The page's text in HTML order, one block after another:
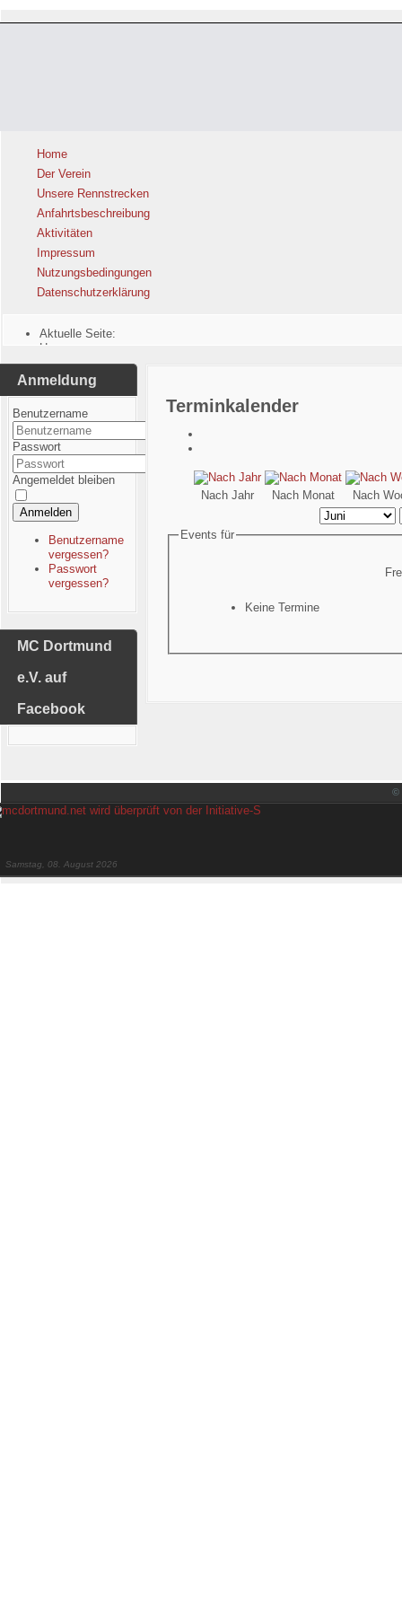
Home
Der Verein
Unsere Rennstrecken
Anfahrtsbeschreibung
Aktivitäten
Impressum
Nutzungsbedingungen
Datenschutzerklärung
Aktuelle Seite:
Home
Anmeldung
Benutzername
Passwort
Angemeldet bleiben
Anmelden
Benutzername
vergessen?
Passwort
vergessen?
MC Dortmund
e.V. auf
Facebook
Terminkalender
Nach Jahr Nach Monat Nach
Events für
Keine Termine
©
Samstag, 08. August 2026